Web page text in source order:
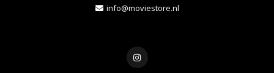
info@moviestore.nl